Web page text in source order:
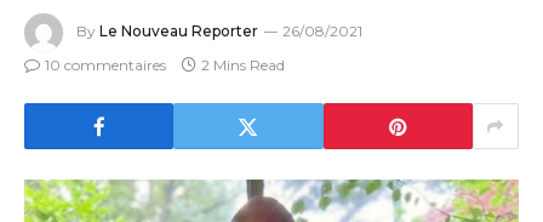
By Le Nouveau Reporter
26/08/2021
10 commentaires
2 Mins Read